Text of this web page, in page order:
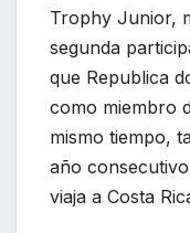
Trophy Junior,
segunda
que Republica
como miembro
mismo tiempo,
año
viaja a Costa